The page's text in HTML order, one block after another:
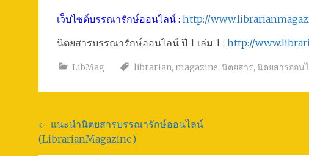
เว็บไซต์บรรณารักษ์ออนไลน์ : http://
นิตยสารบรรณารักษ์ออนไลน์ ปี 1 เล่ม 1 : http://
LibMag librarian, magazine, นิตยสาร, นิตยสารออน
Post
navigation
← แนะนำนิตยสารบรรณารักษ์ออนไลน์
(LibrarianMagazine)